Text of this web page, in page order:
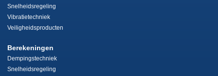
Snelheidsregeling
Vibratietechniek
Veiligheidsproducten
Berekeningen
Dempingstechniek
Snelheidsregeling